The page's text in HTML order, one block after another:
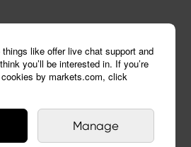
like offer live chat support and
you’ll be interested in. If you’re
by markets.com, click
Manage
tích
và phân tích mạnh mẽ có
rõ hơn về các nhà giao dịch
và tối ưu hóa lưu lượng truy